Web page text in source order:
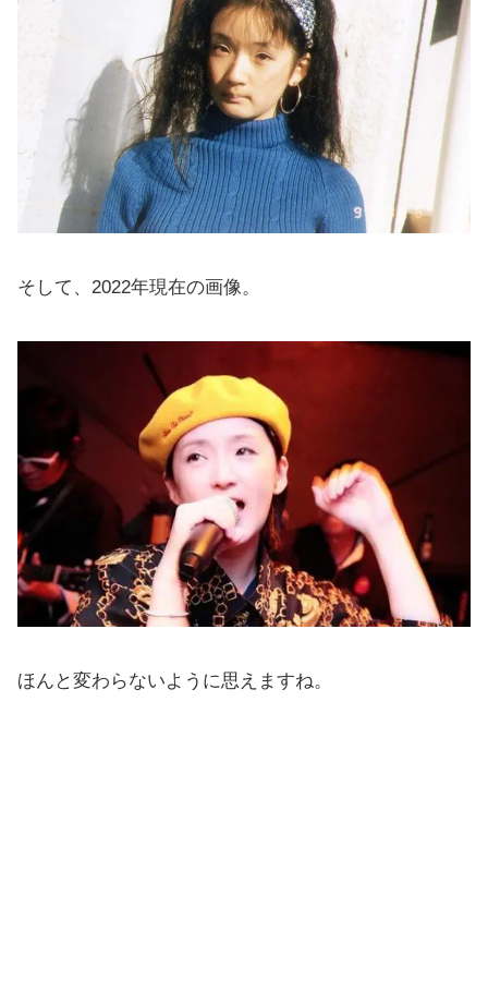
そして、2022年現在の画像。
ほんと変わらないように思えますね。